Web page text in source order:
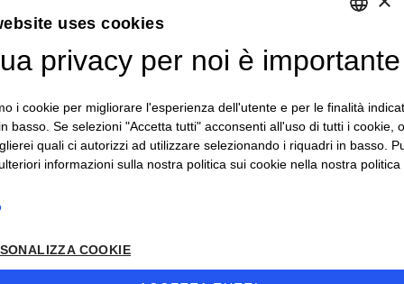
Mobili
Orologeria
Quadri stampe
Strumenti musicali e accessori
Tappeti e tessuti
Veicoli d'epoca
DEFAULT LANGUAGE
ITALIAN
uses cookies
privacy per noi è importante
i cookie per migliorare l'esperienza dell'utente e per le finalità
basso. Se selezioni "Accetta tutti" acconsenti all'uso di tutti i cookie,
quali ci autorizzi ad utilizzare selezionando i riquadri in basso.
informazioni sulla nostra politica sui cookie nella nostra politica
COOKIE